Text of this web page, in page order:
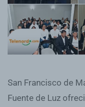
San Francisco de
Fuente de Luz